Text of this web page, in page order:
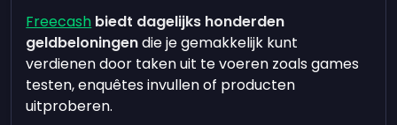
Freecash biedt dagelijks honderden
geldbeloningendie je gemakkelijk kunt
verdienen door taken uit te voeren zoals games
testen, enquêtes invullen of producten
uitproberen.